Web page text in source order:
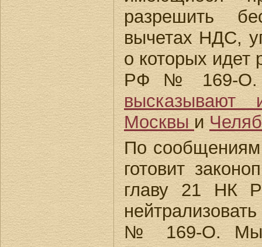
разрешить
вычетах НДС,
о которых идет
РФ № 169-О.
Москвы и
По
готовит
главу 21 НК
№ 169-О. Мы